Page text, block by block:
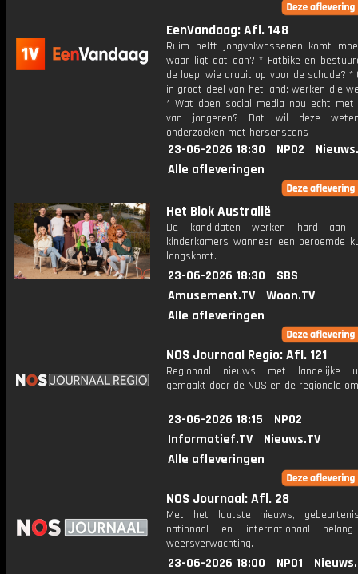
EenVandaag: Afl. 148
Ruim helft jongvolwassenen komt
waar ligt dat aan? * Fatbike en
de loep: wie draait op voor de schade? *
in groot deel van het land: werken die
* Wat doen social media nou echt
van jongeren? Dat wil deze
onderzoeken met hersenscans
23-06-2026 18:30 NPO2
Alle afleveringen
Het Blok Australië
De kandidaten werken hard aan
kinderkamers wanneer een beroemde
langskomt.
23-06-2026 18:30
SBS
Amusement.TV
Woon.TV
Alle afleveringen
NOS Journaal Regio: Afl. 121
Regionaal nieuws met landelijke
gemaakt door de NOS en de regionale
23-06-2026 18:15
NPO2
Informatief.TV
Nieuws.TV
Alle afleveringen
NOS Journaal: Afl. 28
Met het laatste nieuws,
nationaal en internationaal
weersverwachting.
23-06-2026 18:00 NPO1